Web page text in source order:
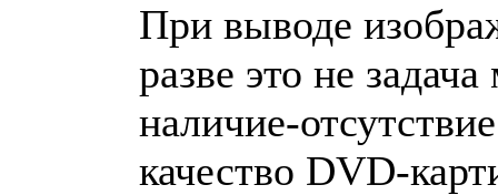
При выводе
разве это не
наличие-
качество DVD-